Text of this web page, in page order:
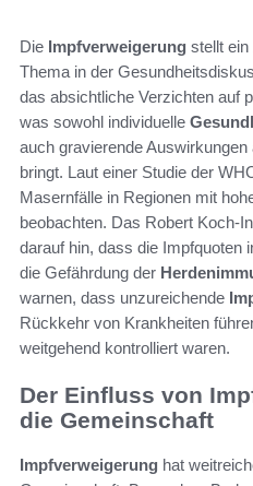
Die Impfverweigerung stellt ein
Thema in der
das absichtliche Verzichten auf
was sowohl individuelle
auch gravierende
bringt. Laut einer Studie der
Masernfälle in Regionen mit
beobachten. Das Robert Koch-
darauf hin, dass die Impfquoten
die Gefährdung der
warnen, dass unzureichende
Rückkehr von Krankheiten
weitgehend kontrolliert waren.
Der Einfluss von
die Gemeinschaft
Impfverweigerung hat